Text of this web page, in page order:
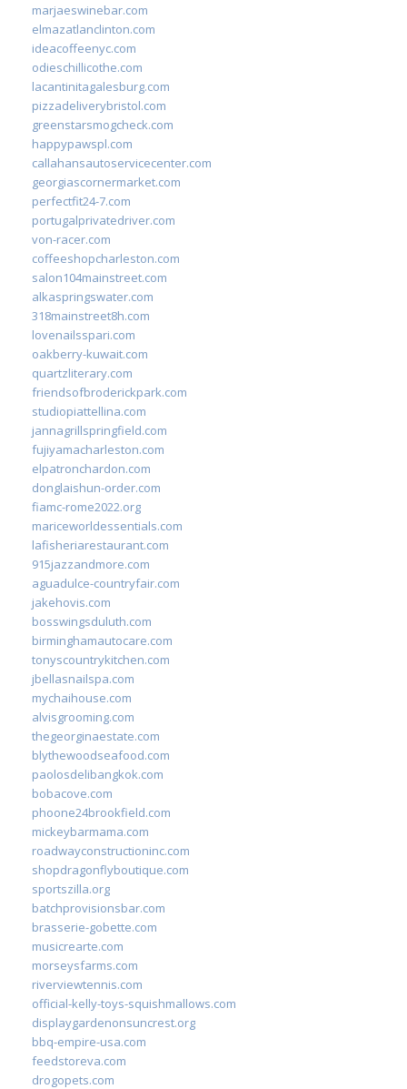
marjaeswinebar.com
elmazatlanclinton.com
ideacoffeenyc.com
odieschillicothe.com
lacantinitagalesburg.com
pizzadeliverybristol.com
greenstarsmogcheck.com
happypawspl.com
callahansautoservicecenter.com
georgiascornermarket.com
perfectfit24-7.com
portugalprivatedriver.com
von-racer.com
coffeeshopcharleston.com
salon104mainstreet.com
alkaspringswater.com
318mainstreet8h.com
lovenailsspari.com
oakberry-kuwait.com
quartzliterary.com
friendsofbroderickpark.com
studiopiattellina.com
jannagrillspringfield.com
fujiyamacharleston.com
elpatronchardon.com
donglaishun-order.com
fiamc-rome2022.org
mariceworldessentials.com
lafisheriarestaurant.com
915jazzandmore.com
aguadulce-countryfair.com
jakehovis.com
bosswingsduluth.com
birminghamautocare.com
tonyscountrykitchen.com
jbellasnailspa.com
mychaihouse.com
alvisgrooming.com
thegeorginaestate.com
blythewoodseafood.com
paolosdelibangkok.com
bobacove.com
phoone24brookfield.com
mickeybarmama.com
roadwayconstructioninc.com
shopdragonflyboutique.com
sportszilla.org
batchprovisionsbar.com
brasserie-gobette.com
musicrearte.com
morseysfarms.com
riverviewtennis.com
official-kelly-toys-squishmallows.com
displaygardenonsuncrest.org
bbq-empire-usa.com
feedstoreva.com
drogopets.com